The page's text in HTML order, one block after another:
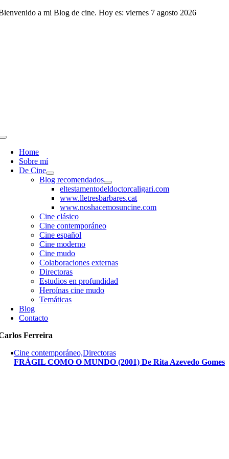
Saltar
a mi Blog de cine. Hoy es: viernes 7 agosto 2026
Toggle
NavigationHome
Sobre mí
De Cine
Blog recomendados
eltestamentodeldoctorcaligari.com
www.lletresbarbares.cat
www.noshacemosuncine.com
Cine clásico
Cine contemporáneo
Cine español
Cine moderno
Cine mudo
Colaboraciones externas
Directoras
Estudios en profundidad
Heroínas cine mudo
Temáticas
Blog
Contacto
Ferreira
Cine contemporáneo,Directoras
FRÁGIL COMO O MUNDO (2001) De Rita Azevedo Gomes